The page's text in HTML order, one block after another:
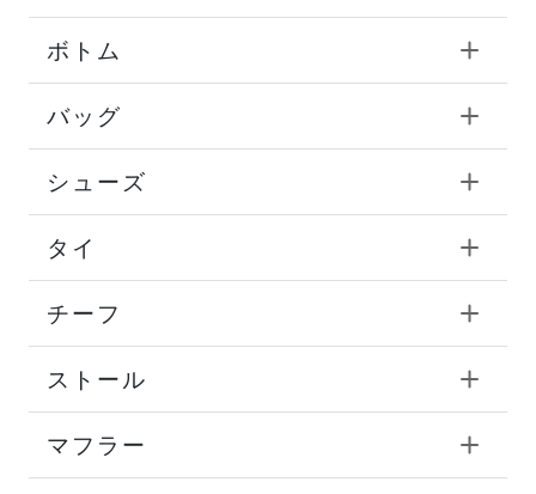
ボトム
バッグ
シューズ
タイ
チーフ
ストール
マフラー